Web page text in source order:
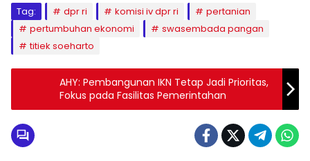
Tag: dpr ri komisi iv dpr ri
pertanian
pertumbuhan ekonomi
swasembada pangan
titiek soeharto
AHY: Pembangunan IKN Tetap Jadi Prioritas,
Fokus pada Fasilitas Pemerintahan